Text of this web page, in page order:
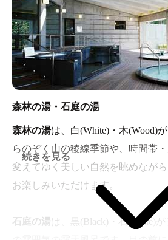
森林の湯・石庭の湯
森林の湯は、白(White)・木(Wood)
らのぞく山の稜線季節や、時間帯
変えてゆく美しい自然を眺めなが
お楽しみいただけます。
石庭の湯 は、黒(Black)・石(Stone)
続きを見る